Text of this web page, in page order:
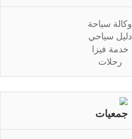
وكالة سياحة
دليل سياحي
خدمة فيزا
رحلات
جمعيات